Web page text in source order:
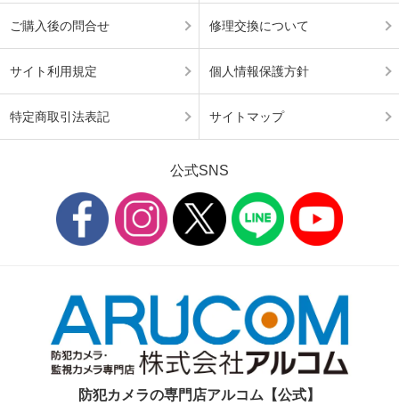
ご購入後の問合せ 修理交換について
サイト利用規定 個人情報保護方針
特定商取引法表記 サイトマップ
公式SNS
防犯カメラの専門店アルコム【公式】